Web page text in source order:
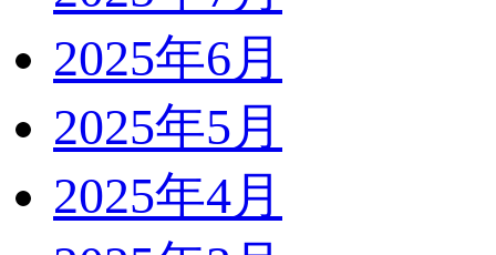
2025年6月
2025年5月
2025年4月